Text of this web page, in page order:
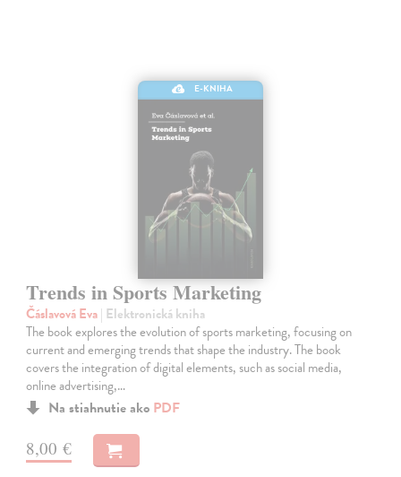
E-KNIHA
Trends in Sports Marketing
Čáslavová Eva| Elektronická kniha
The book explores the evolution of sports marketing, focusing on
current and emerging trends that shape the industry. The book
covers the integration of digital elements, such as social media,
online advertising,…
Na stiahnutie ako PDF
8,00 €